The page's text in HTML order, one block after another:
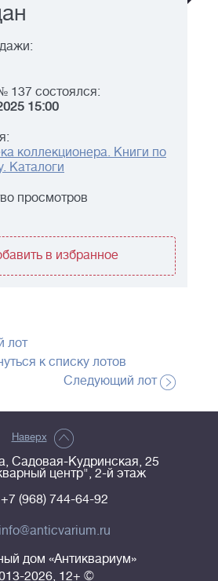
137 состоялся:
15:00
коллекционера. Книги по
Каталоги
просмотров
в избранное
лот
к списку лотов
Следующий лот
Наверх
Садовая-Кудринская, 25
центр", 2-й этаж
+7 (968) 744-64-92
info@anticvarium.ru
дом «Антиквариум»
2026, 12+ ©